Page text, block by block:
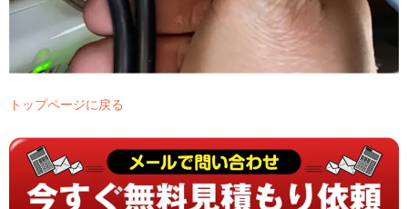
トップページに戻る